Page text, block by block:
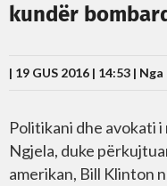
kundër
| 19 GUS 2016 | 14:53 | Nga
Politikani dhe avokati
Ngjela, duke
amerikan, Bill Klinton